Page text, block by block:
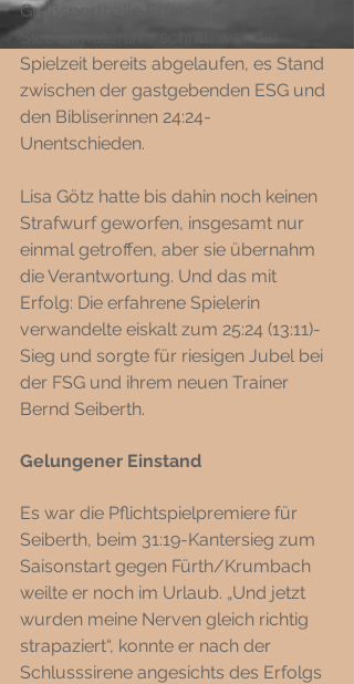
Großsporthalle Erfelden an die
Siebenmeterlinie schritt, war die
Spielzeit bereits abgelaufen, es Stand
zwischen der gastgebenden ESG und
den Bibliserinnen 24:24-
Unentschieden.
Lisa Götz hatte bis dahin noch keinen
Strafwurf geworfen, insgesamt nur
einmal getroffen, aber sie übernahm
die Verantwortung. Und das mit
Erfolg: Die erfahrene Spielerin
verwandelte eiskalt zum 25:24 (13:11)-
Sieg und sorgte für riesigen Jubel bei
der FSG und ihrem neuen Trainer
Bernd Seiberth.
Gelungener Einstand
Es war die Pflichtspielpremiere für
Seiberth, beim 31:19-Kantersieg zum
Saisonstart gegen Fürth/Krumbach
weilte er noch im Urlaub. „Und jetzt
wurden meine Nerven gleich richtig
strapaziert“, konnte er nach der
Schlusssirene angesichts des Erfolgs